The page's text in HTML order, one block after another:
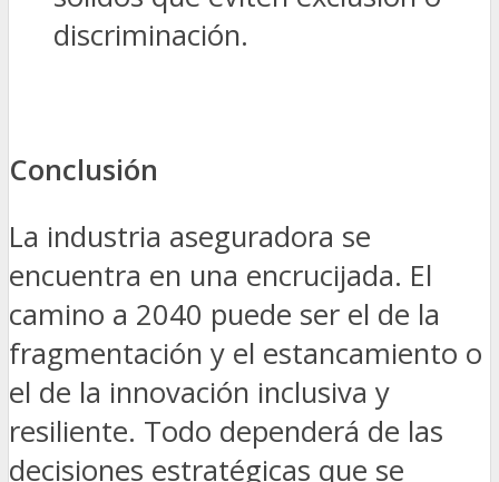
discriminación.
Conclusión
La industria aseguradora se
encuentra en una encrucijada. El
camino a 2040 puede ser el de la
fragmentación y el estancamiento o
el de la innovación inclusiva y
resiliente. Todo dependerá de las
decisiones estratégicas que se